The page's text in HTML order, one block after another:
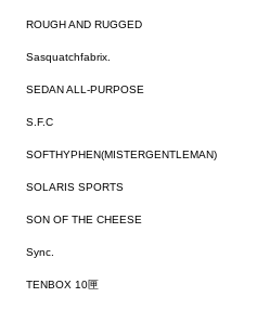
ROUGH AND RUGGED
Sasquatchfabrix.
SEDAN ALL-PURPOSE
S.F.C
SOFTHYPHEN(MISTERGENTLEMAN)
SOLARIS SPORTS
SON OF THE CHEESE
Sync.
TENBOX 10匣